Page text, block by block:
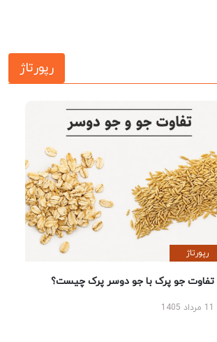
رپورتاژ
رپورتاژ
تفاوت جو پرک با جو دوسر پرک چیست؟